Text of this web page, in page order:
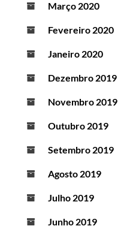
Março 2020
Fevereiro 2020
Janeiro 2020
Dezembro 2019
Novembro 2019
Outubro 2019
Setembro 2019
Agosto 2019
Julho 2019
Junho 2019